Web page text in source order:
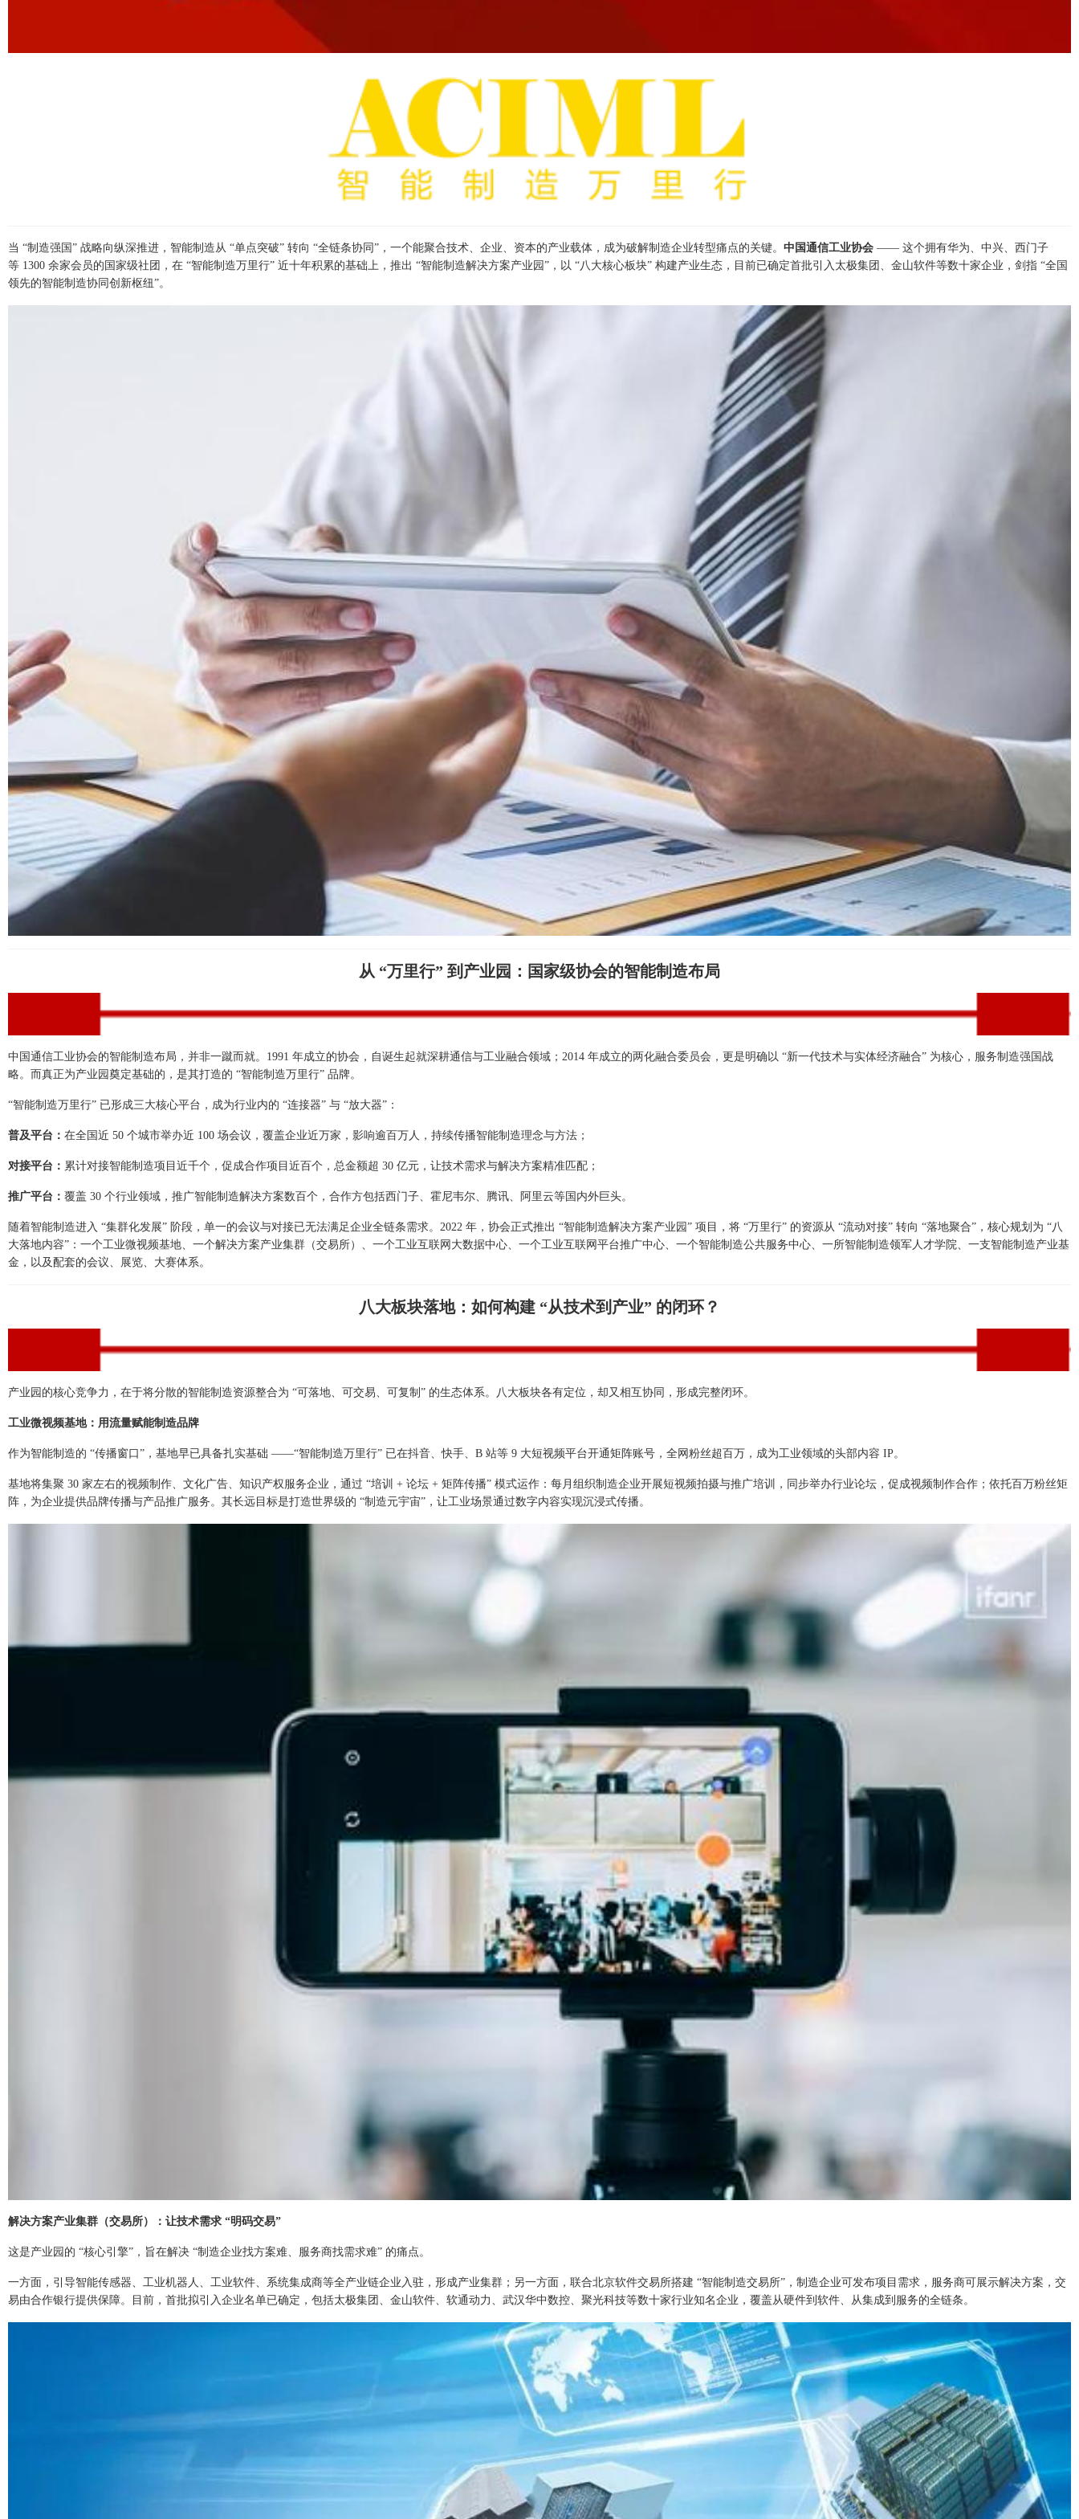
当 “制造强国” 战略向纵深推进，智能制造从 “单点突破” 转向 “全链条协同”，一个能聚合技术、企业、资本的产业载体，成为破解制造企业转型痛点的关键。 中国通信工业协会 —— 这个拥有华为、中兴、西门子
等 1300 余家会员的国家级社团，在 “智能制造万里行” 近十年积累的基础上，推出 “智能制造解决方案产业园”，以 “八大核心板块” 构建产业生态，目前已确定首批引入太极集团、金山软件等数十家企业，剑指 “全国
领先的智能制造协同创新枢纽”。
从 “万里行” 到产业园：国家级协会的智能制造布局
中国通信工业协会的智能制造布局，并非一蹴而就。1991 年成立的协会，自诞生起就深耕通信与工业融合领域；2014 年成立的两化融合委员会，更是明确以 “新一代技术与实体经济融合” 为核心，服务制造强国战
略。而真正为产业园奠定基础的，是其打造的 “智能制造万里行” 品牌。
“智能制造万里行” 已形成三大核心平台，成为行业内的 “连接器” 与 “放大器”：
普及平台： 在全国近 50 个城市举办近 100 场会议，覆盖企业近万家，影响逾百万人，持续传播智能制造理念与方法；
对接平台： 累计对接智能制造项目近千个，促成合作项目近百个，总金额超 30 亿元，让技术需求与解决方案精准匹配；
推广平台： 覆盖 30 个行业领域，推广智能制造解决方案数百个，合作方包括西门子、霍尼韦尔、腾讯、阿里云等国内外巨头。
随着智能制造进入 “集群化发展” 阶段，单一的会议与对接已无法满足企业全链条需求。2022 年，协会正式推出 “智能制造解决方案产业园” 项目，将 “万里行” 的资源从 “流动对接” 转向 “落地聚合”，核心规划为 “八
大落地内容”：一个工业微视频基地、一个解决方案产业集群（交易所）、一个工业互联网大数据中心、一个工业互联网平台推广中心、一个智能制造公共服务中心、一所智能制造领军人才学院、一支智能制造产业基
金，以及配套的会议、展览、大赛体系。
八大板块落地：如何构建 “从技术到产业” 的闭环？
产业园的核心竞争力，在于将分散的智能制造资源整合为 “可落地、可交易、可复制” 的生态体系。八大板块各有定位，却又相互协同，形成完整闭环。
工业微视频基地：用流量赋能制造品牌
作为智能制造的 “传播窗口”，基地早已具备扎实基础 ——“智能制造万里行” 已在抖音、快手、B 站等 9 大短视频平台开通矩阵账号，全网粉丝超百万，成为工业领域的头部内容 IP。
基地将集聚 30 家左右的视频制作、文化广告、知识产权服务企业，通过 “培训 + 论坛 + 矩阵传播” 模式运作：每月组织制造企业开展短视频拍摄与推广培训，同步举办行业论坛，促成视频制作合作；依托百万粉丝矩
阵，为企业提供品牌传播与产品推广服务。其长远目标是打造世界级的 “制造元宇宙”，让工业场景通过数字内容实现沉浸式传播。
解决方案产业集群（交易所）：让技术需求 “明码交易”
这是产业园的 “核心引擎”，旨在解决 “制造企业找方案难、服务商找需求难” 的痛点。
一方面，引导智能传感器、工业机器人、工业软件、系统集成商等全产业链企业入驻，形成产业集群；另一方面，联合北京软件交易所搭建 “智能制造交易所”，制造企业可发布项目需求，服务商可展示解决方案，交
易由合作银行提供保障。目前，首批拟引入企业名单已确定，包括太极集团、金山软件、软通动力、武汉华中数控、聚光科技等数十家行业知名企业，覆盖从硬件到软件、从集成到服务的全链条。